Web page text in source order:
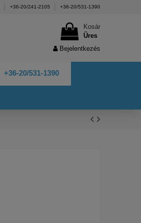
+36-20/241-2105 +36-20/531-1390
Kosár
Üres
Bejelentkezés
+36-20/531-1390